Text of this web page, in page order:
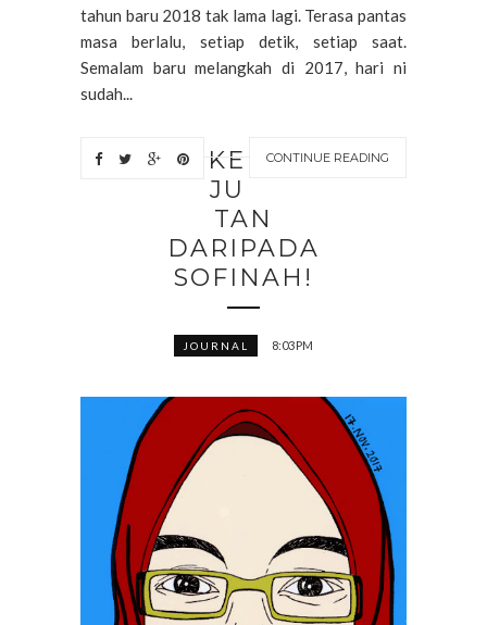
tahun baru 2018 tak lama lagi. Terasa pantas
masa berlalu, setiap detik, setiap saat.
Semalam baru melangkah di 2017, hari ni
sudah...
CONTINUE READING
KE
JU
TAN
DARIPADA
SOFINAH!
JOURNAL 8:03 PM